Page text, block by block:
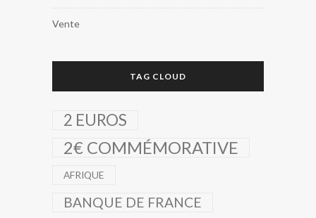
Vente
TAG CLOUD
2 EUROS
2€ COMMÉMORATIVE
AFRIQUE
BANQUE DE FRANCE